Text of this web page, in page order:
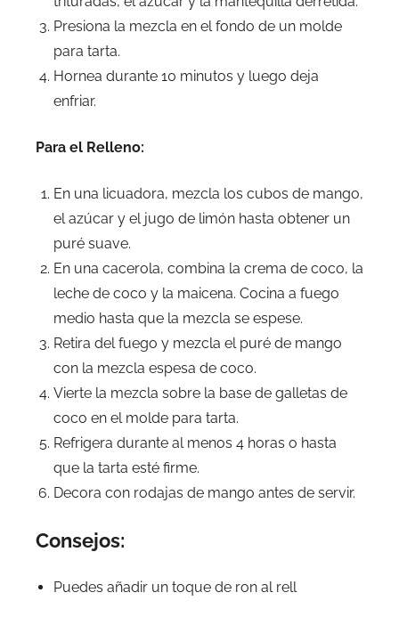
Presiona la mezcla en el fondo de un molde
para tarta.
Hornea durante 10 minutos y luego deja
enfriar.
Para el Relleno:
En una licuadora, mezcla los cubos de mango,
el azúcar y el jugo de limón hasta obtener un
puré suave.
En una cacerola, combina la crema de coco, la
leche de coco y la maicena. Cocina a fuego
medio hasta que la mezcla se espese.
Retira del fuego y mezcla el puré de mango
con la mezcla espesa de coco.
Vierte la mezcla sobre la base de galletas de
coco en el molde para tarta.
Refrigera durante al menos 4 horas o hasta
que la tarta esté firme.
Decora con rodajas de mango antes de servir.
Consejos:
Puedes añadir un toque de ron al rell